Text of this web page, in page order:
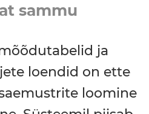
sammu
ja
loendid on ette
loomine